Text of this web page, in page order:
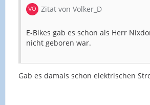
Zitat von Volker_D
E-Bikes gab es schon als Herr
nicht geboren war.
Gab es damals schon elektrischen